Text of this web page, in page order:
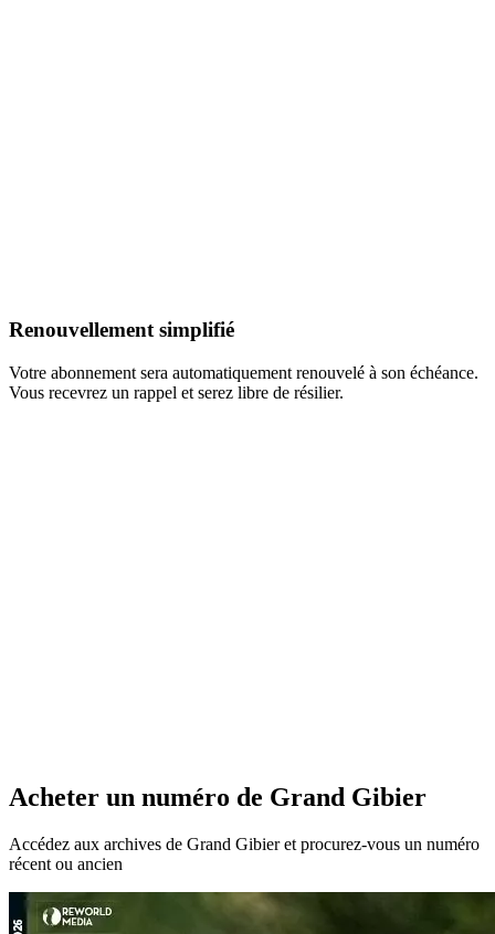
Renouvellement simplifié
Votre abonnement sera automatiquement renouvelé à son échéance.
Vous recevrez un rappel et serez libre de résilier.
Acheter un numéro de Grand Gibier
Accédez aux archives de Grand Gibier et procurez-vous un numéro
récent ou ancien